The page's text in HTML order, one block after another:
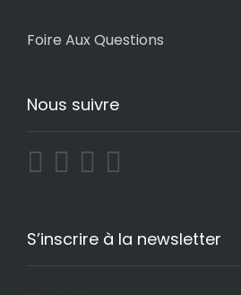
Foire Aux Questions
Nous suivre
S’inscrire à la newsletter